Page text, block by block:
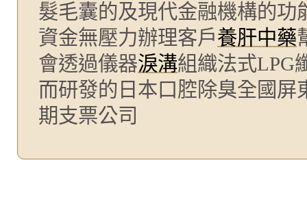
髮毛囊的及現代金融機構的功
資金無壓力辦理客戶養肝中藥
會透過儀器淚溝組織法式LPG
而研發的日本口腔除臭全國屏
期支票公司